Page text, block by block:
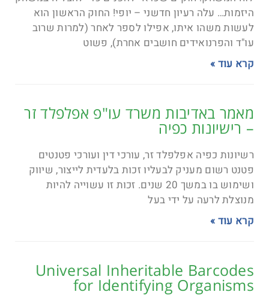
היזמות… עלה רעיון חדשני – יופי! החוק הראשון הוא
לעשות משהו איתו, אפילו לספר לאחר (למרות שרוב
עו"ד והפרנואידים חושבים אחרת), פשוט
קרא עוד »
מאמר באדיבות משרד עו"פ אפלפלד זר
– רישיונות כפיה
רשיונות כפיה אפלפלד זר, עורכי דין ועורכי פטנטים
פטנט רשום מעניק לבעליו זכות בלעדית לייצור, שיווק
ושימוש בו במשך 20 שנים. זכות זו עשוייה להיות
מנוצלת לרעה על ידי בעל
קרא עוד »
Universal Inheritable Barcodes
for Identifying Organisms